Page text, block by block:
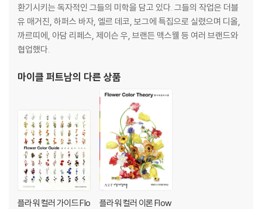
환기시키는 독자적인 그들의 미학을 담고 있다. 그들의 작업은 더블
유 매거진, 하퍼스 바자, 엘르 데코, 보그에 특집으로 실렸으며 디올,
까르띠에, 아담 리페스, 제이슨 우, 브랜든 맥스웰 등 여러 브랜드와
협업했다.
마이클 퍼트남의 다른 상품
플라워 컬러 가이드 Flo
플라워 컬러 이론 Flow